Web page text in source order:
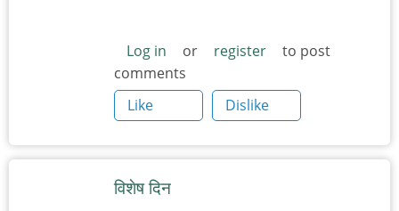
Log in or register
to post
comments
Like
Dislike
विशेष दिन